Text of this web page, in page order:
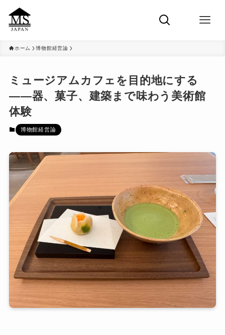
ホーム 博物館経営論
ミュージアムカフェを目的地にする
――器、菓子、建築まで味わう美術館
体験
博物館経営論